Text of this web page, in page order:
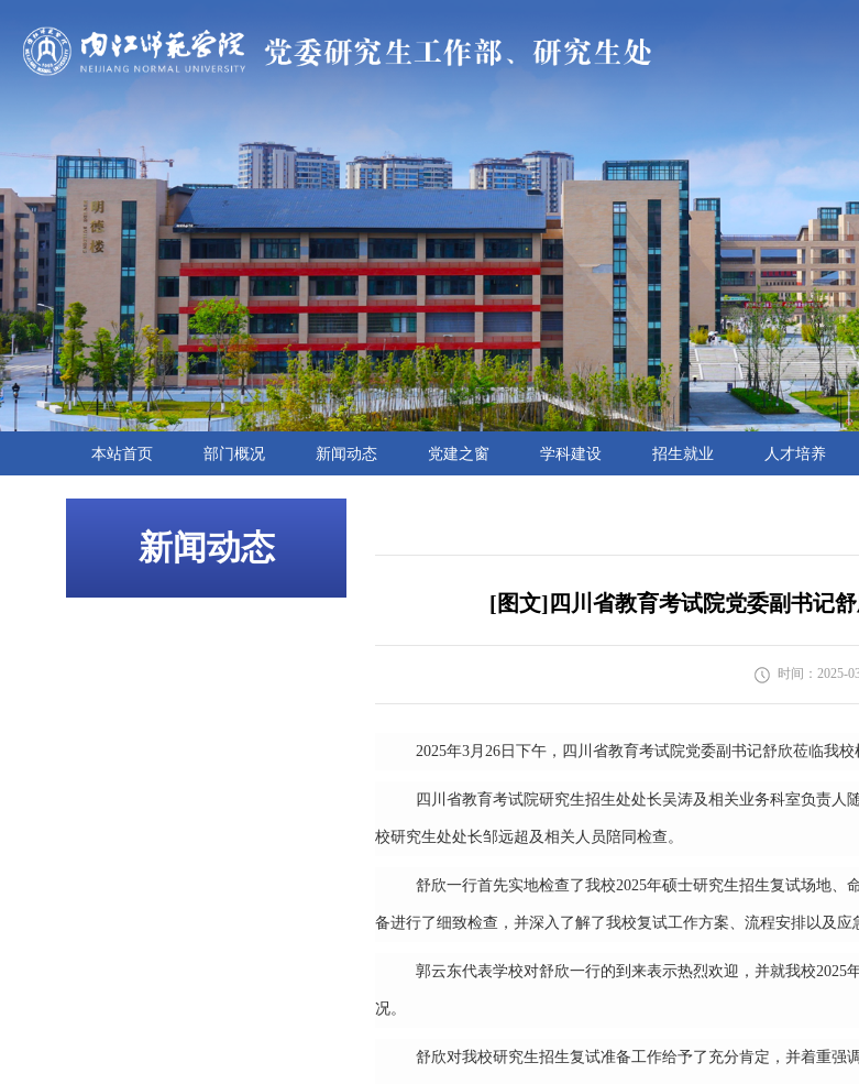
本站首页 部门概况 新闻动态 党建之窗 学科建设 招生就业 人才培养
新闻动态
[图文]四川省教育考试院党委副书记
时间：2025-
2025年3月26日下午，四川省教育考试院党委副书记舒欣莅临我
四川省教育考试院研究生招生处处长吴涛及相关业务科室负责
校研究生处处长邹远超及相关人员陪同检查。
舒欣一行首先实地检查了我校2025年硕士研究生招生复试场地
备进行了细致检查，并深入了解了我校复试工作方案、流程安排以及应
郭云东代表学校对舒欣一行的到来表示热烈欢迎，并就我校
况。
舒欣对我校研究生招生复试准备工作给予了充分肯定，并着重